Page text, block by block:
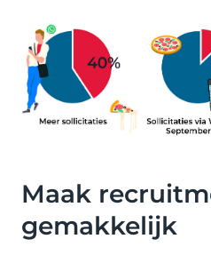
Maak
gemakkelijk